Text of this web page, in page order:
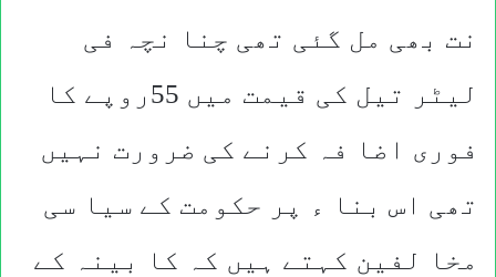
نت بھی مل گئی تھی چنا نچہ فی
لیٹر تیل کی قیمت میں 55روپے کا
فوری اضا فہ کرنے کی ضرورت نہیں
تھی اس بنا ء پر حکومت کے سیا سی
مخا لفین کہتے ہیں کہ کا بینہ کے